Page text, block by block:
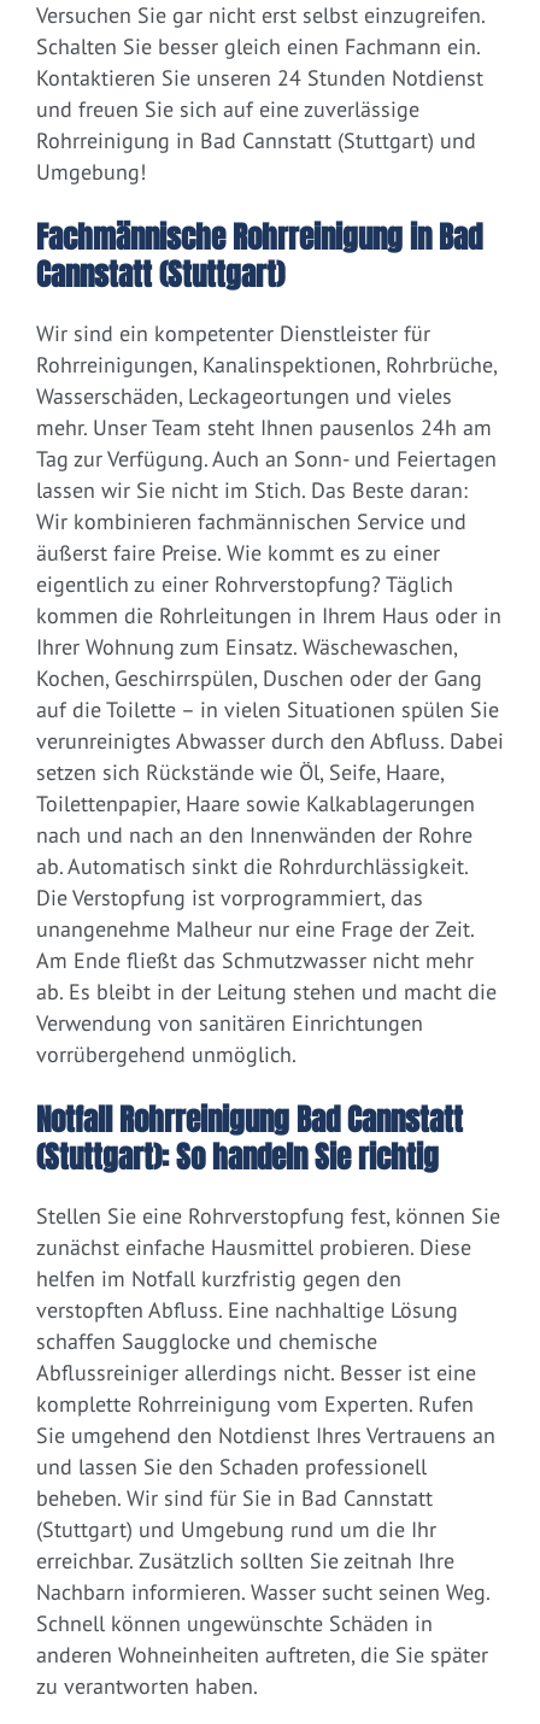
Versuchen Sie gar nicht erst selbst einzugreifen.
Schalten Sie besser gleich einen Fachmann ein.
Kontaktieren Sie unseren 24 Stunden Notdienst
und freuen Sie sich auf eine zuverlässige
Rohrreinigung in Bad Cannstatt (Stuttgart) und
Umgebung!
Fachmännische Rohrreinigung in Bad
Cannstatt (Stuttgart)
Wir sind ein kompetenter Dienstleister für
Rohrreinigungen, Kanalinspektionen, Rohrbrüche,
Wasserschäden, Leckageortungen und vieles
mehr. Unser Team steht Ihnen pausenlos 24h am
Tag zur Verfügung. Auch an Sonn- und Feiertagen
lassen wir Sie nicht im Stich. Das Beste daran:
Wir kombinieren fachmännischen Service und
äußerst faire Preise. Wie kommt es zu einer
eigentlich zu einer Rohrverstopfung? Täglich
kommen die Rohrleitungen in Ihrem Haus oder in
Ihrer Wohnung zum Einsatz. Wäschewaschen,
Kochen, Geschirrspülen, Duschen oder der Gang
auf die Toilette – in vielen Situationen spülen Sie
verunreinigtes Abwasser durch den Abfluss. Dabei
setzen sich Rückstände wie Öl, Seife, Haare,
Toilettenpapier, Haare sowie Kalkablagerungen
nach und nach an den Innenwänden der Rohre
ab. Automatisch sinkt die Rohrdurchlässigkeit.
Die Verstopfung ist vorprogrammiert, das
unangenehme Malheur nur eine Frage der Zeit.
Am Ende fließt das Schmutzwasser nicht mehr
ab. Es bleibt in der Leitung stehen und macht die
Verwendung von sanitären Einrichtungen
vorrübergehend unmöglich.
Notfall Rohrreinigung Bad Cannstatt
(Stuttgart): So handeln Sie richtig
Stellen Sie eine Rohrverstopfung fest, können Sie
zunächst einfache Hausmittel probieren. Diese
helfen im Notfall kurzfristig gegen den
verstopften Abfluss. Eine nachhaltige Lösung
schaffen Saugglocke und chemische
Abflussreiniger allerdings nicht. Besser ist eine
komplette Rohrreinigung vom Experten. Rufen
Sie umgehend den Notdienst Ihres Vertrauens an
und lassen Sie den Schaden professionell
beheben. Wir sind für Sie in Bad Cannstatt
(Stuttgart) und Umgebung rund um die Ihr
erreichbar. Zusätzlich sollten Sie zeitnah Ihre
Nachbarn informieren. Wasser sucht seinen Weg.
Schnell können ungewünschte Schäden in
anderen Wohneinheiten auftreten, die Sie später
zu verantworten haben.